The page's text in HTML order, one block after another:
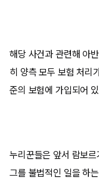
해당 사건과 관련해 아
히 양측 모두 보험 처리
준의 보험에 가입되어
누리꾼들은 앞서 람보
그를 불법적인 일을 하